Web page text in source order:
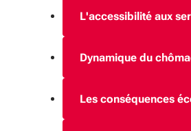
L'accessibilité aux
Dynamique du
Les conséquences